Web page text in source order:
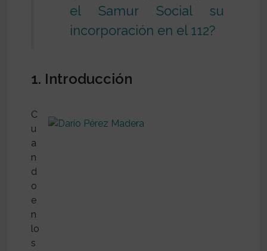
el Samur Social su
incorporación en el 112?
1. Introducción
C
u
a
n
d
o
e
n
lo
s